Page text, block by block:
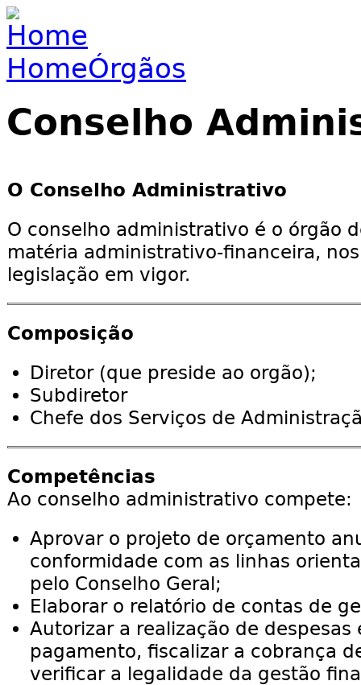
Jump to navigation
You are here
HomeÓrgãos
Conselho
O Conselho Administrativo
O conselho administrativo é o órgão
matéria administrativo-financeira,
legislação em vigor.
Composição
Diretor (que preside ao orgão);
Subdiretor
Chefe dos Serviços de
Competências
Ao conselho administrativo compete:
Aprovar o projeto de orçamento
conformidade com as linhas
pelo Conselho Geral;
Elaborar o relatório de contas de
Autorizar a realização de despesas
pagamento, fiscalizar a cobrança
verificar a legalidade da gestão